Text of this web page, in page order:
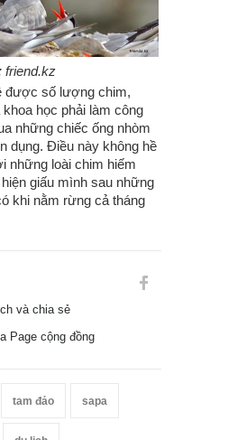
friend.kz
được số lượng chim,
học phải làm công
những chiếc ống nhòm
dụng. Điều này không hề
những loài chim hiếm
giấu mình sau những
khi nằm rừng cả tháng
và chia sẻ
Page cộng đồng
tam đảo sapa